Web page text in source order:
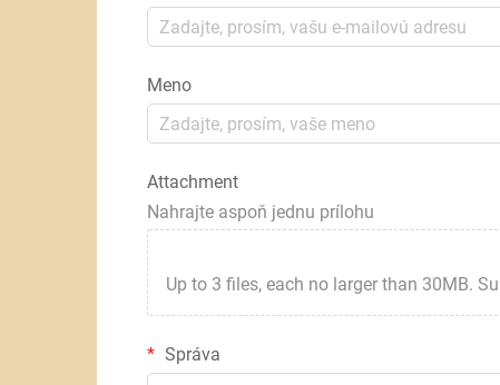
Meno
Attachment
Nahrajte aspoň jednu prílohu
Up to 3 files, each no larger than 30MB.
Správa